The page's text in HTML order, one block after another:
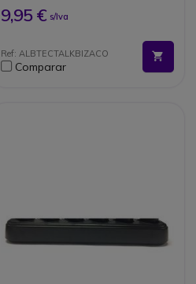
evitar enredos y facilitar la
movilidad
para comunicación inmediata
Ideal para seguridad, retail,
hostelería y eventos
9,95 € s/Iva
Ref: ALBTECTALKBIZACO
Comparar